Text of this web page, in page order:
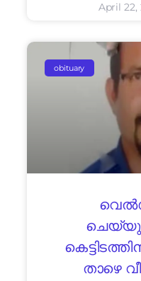
April 22,
obituary
താഴെ